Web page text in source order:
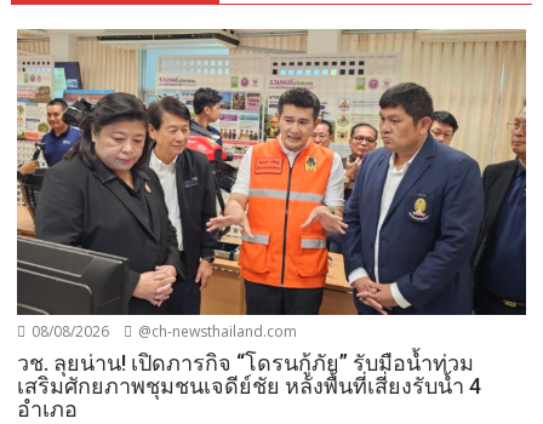
08/08/2026 @ch-newsthailand.com
วช. ลุยน่าน! เปิดภารกิจ “โดรนกู้ภัย” รับมือน้ำท่วม
เสริมศักยภาพชุมชนเจดีย์ชัย หลังพื้นที่เสี่ยงรับน้ำ 4
อำเภอ